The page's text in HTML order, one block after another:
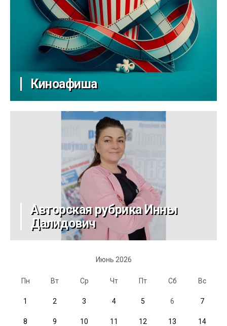
Киноафиша
Авторская рубрика Инны
Далидович
Июнь 2026
Пн Вт Ср Чт Пт Сб Вс
1 2 3 4 5 6 7
8 9 10 11 12 13 14